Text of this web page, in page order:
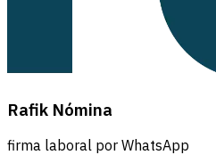
Rafik Nómina
firma laboral por WhatsApp